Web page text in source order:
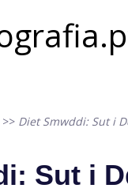
>> Diet Smwddi: Sut i
Sut i